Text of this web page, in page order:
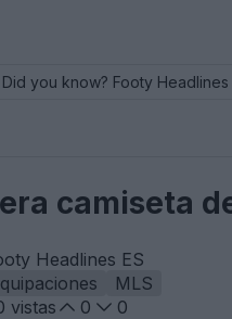
Did you know? Footy
camiseta
Headlines ES
MLS
vistas 0
0